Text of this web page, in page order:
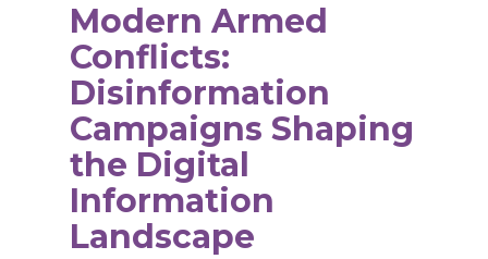
Modern Armed
Conflicts:
Disinformation
Campaigns Shaping
the Digital
Information
Landscape